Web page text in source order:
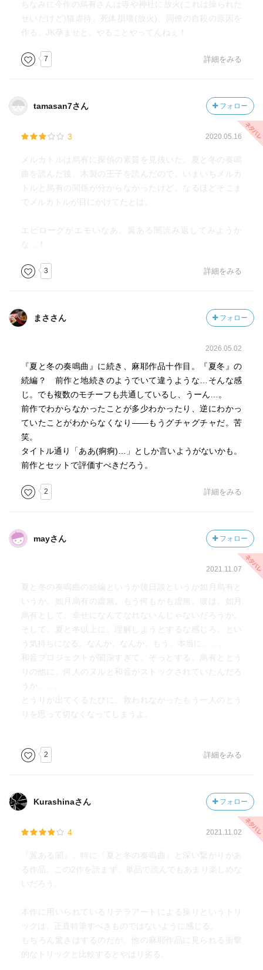
ちなみに今作の烏有さんは寺や神社に放火(これは操られた
せいだけど)猫虐待、死体損壊(放火)、同僚の自殺の原因を
作る、JK孕ませと、やることやってんねぇ！
7 詳細をみる
tamasan7さん フォロー
3 2020.05.16
メルカトルは烏有に探偵の素質を見抜いた。夏と冬の奏鳴
曲を読んだ後、木製の王子を読んだので、いまいちメルカ
トルと烏有の関係が分からなかったけど、なるほどそこま
でメルカトルが目にかけてたとは。
エピローグがエモいなあ。翼ある闇読み返してみようか
な…！
3 詳細をみる
まささん フォロー
2026.05.02
『夏と冬の奏鳴曲』に続き、麻耶作品十作目。『夏冬』の
続編？ 前作と地続きのようでいて違うような…そんな感
じ。でも複数のモチーフも共通しているし、うーん…。
前作でわからなかったことが多少わかったり、逆にわかっ
ていたことがわからなくなり——もうグチャグチャだ。苦
笑。
タイトル通り「ああ(痾痾)…」としか言いようがないかも。
前作とセットで評価すべきだろう。
2 詳細をみる
mayさん フォロー
2021.11.07
夏と冬の奏鳴曲の続編というか後日談というか如月烏有と
いうか、如月烏有の虚無。もう何もかも虚無。彼は、如月
烏有として、幸せになんてなれないんじゃないだろうか。
そして、夏と冬以上に、理解しようとするな感じろ、とい
う気持ちになる。なんか、なんか、もう、本当に……。
和音プロジェクトが闇深すぎて、ぞっとする。烏有ととう
りの他に、何人のヌルと和音がストックされていたんだろ
うか……。
とうりが出てくるたびに、救われなかったもう一人のとう
りを思って切なくなってしまうよ。
2 詳細をみる
Kurashinaさん フォロー
4 2021.11.02
『翼ある闇』、特に『夏と冬の奏鳴曲』と深い繋がりがあ
る作品。この2作を読まず、単品で読んでもあまり楽しめな
いだろう。
本作に用いられているリテラアートによる操りというトリ
ックは、正直特筆すべきものではないように感じる。
もちろん驚きはするのだが、他の麻耶作品に見られる衝撃
的なトリックと比較するとやはり劣る。